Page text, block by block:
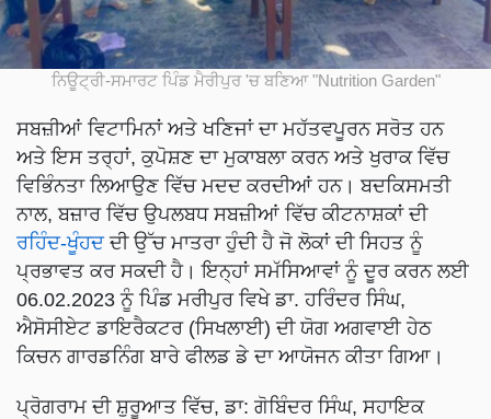
ਨਿਊਟ੍ਰੀ-ਸਮਾਰਟ ਪਿੰਡ ਮੈਰੀਪੁਰ 'ਚ ਬਣਿਆ "Nutrition Garden"
ਸਬਜ਼ੀਆਂ ਵਿਟਾਮਿਨਾਂ ਅਤੇ ਖਣਿਜਾਂ ਦਾ ਮਹੱਤਵਪੂਰਨ ਸਰੋਤ ਹਨ
ਅਤੇ ਇਸ ਤਰ੍ਹਾਂ, ਕੁਪੋਸ਼ਣ ਦਾ ਮੁਕਾਬਲਾ ਕਰਨ ਅਤੇ ਖੁਰਾਕ ਵਿੱਚ
ਵਿਭਿੰਨਤਾ ਲਿਆਉਣ ਵਿੱਚ ਮਦਦ ਕਰਦੀਆਂ ਹਨ। ਬਦਕਿਸਮਤੀ
ਨਾਲ, ਬਜ਼ਾਰ ਵਿੱਚ ਉਪਲਬਧ ਸਬਜ਼ੀਆਂ ਵਿੱਚ ਕੀਟਨਾਸ਼ਕਾਂ ਦੀ
ਰਹਿੰਦ-ਖੂੰਹਦਦੀ ਉੱਚ ਮਾਤਰਾ ਹੁੰਦੀ ਹੈ ਜੋ ਲੋਕਾਂ ਦੀ ਸਿਹਤ ਨੂੰ
ਪ੍ਰਭਾਵਤ ਕਰ ਸਕਦੀ ਹੈ। ਇਨ੍ਹਾਂ ਸਮੱਸਿਆਵਾਂ ਨੂੰ ਦੂਰ ਕਰਨ ਲਈ
06.02.2023 ਨੂੰ ਪਿੰਡ ਮਰੀਪੁਰ ਵਿਖੇ ਡਾ. ਹਰਿੰਦਰ ਸਿੰਘ,
ਐਸੋਸੀਏਟ ਡਾਇਰੈਕਟਰ (ਸਿਖਲਾਈ) ਦੀ ਯੋਗ ਅਗਵਾਈ ਹੇਠ
ਕਿਚਨ ਗਾਰਡਨਿੰਗ ਬਾਰੇ ਫੀਲਡ ਡੇ ਦਾ ਆਯੋਜਨ ਕੀਤਾ ਗਿਆ।
ਪ੍ਰੋਗਰਾਮ ਦੀ ਸ਼ੁਰੂਆਤ ਵਿੱਚ, ਡਾ: ਗੋਬਿੰਦਰ ਸਿੰਘ, ਸਹਾਇਕ